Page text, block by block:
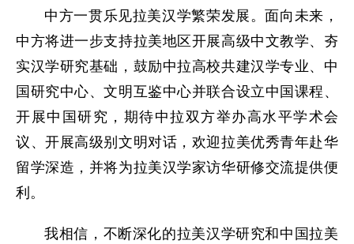
中方一贯乐见拉美汉学繁荣发展。面向未来，
中方将进一步支持拉美地区开展高级中文教学、夯
实汉学研究基础，鼓励中拉高校共建汉学专业、中
国研究中心、文明互鉴中心并联合设立中国课程、
开展中国研究，期待中拉双方举办高水平学术会
议、开展高级别文明对话，欢迎拉美优秀青年赴华
留学深造，并将为拉美汉学家访华研修交流提供便
利。
我相信，不断深化的拉美汉学研究和中国拉美